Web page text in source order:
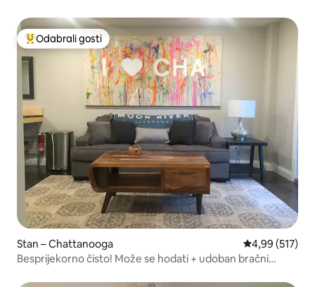
Među najviše rangiranima s oznakom „Odabrali gosti”
Odabrali gosti
Stan – Chattanooga Prosječna
4,99 (517)
Besprijekorno čisto! Može se hodati + udoban bračni